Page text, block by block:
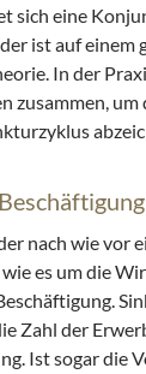
sich eine
ist auf einem
In der
zusammen, um
nach wie vor
es um die
Zahl der
Ist sogar die